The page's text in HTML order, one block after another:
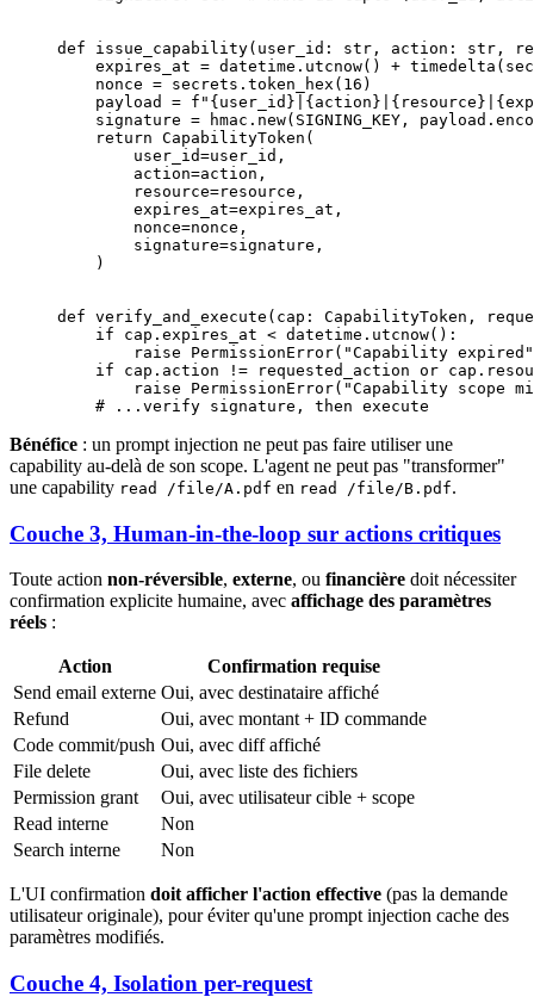
def issue_capability(user_id: str , action: str ,
    expires_at
= datetime.utcnow() + timedelta(
    nonce
= secrets.token_hex( 16 )
    payload
= f " { user_id } { action } { resource } {
    signature
= hmac.new( SIGNING_KEY ,
    return
CapabilityToken(
        user_id
=user_id,
        action
=action,
        resource
=resource,
        expires_at
=expires_at,
        nonce
=nonce,
        signature
=signature,
    )
def verify_and_execute (cap: CapabilityToken,
    if
cap.expires_at < datetime.utcnow():
        raise
PermissionError( "Capability expired"
    if
cap.action != requested_action or
        raise
PermissionError( "Capability scope
    # ...verify signature, then execute
Bénéfice : un prompt injection ne peut pas faire utiliser une
capability au-delà de son scope. L'agent ne peut pas "transformer"
une capability read /file/A.pdf en read /file/B.pdf.
Couche 3, Human-in-the-loop sur actions critiques
Toute action non-réversible, externe, ou financière doit nécessiter
confirmation explicite humaine, avec affichage des paramètres
réels :
Action
Confirmation requise
Send email externe Oui, avec destinataire affiché
Refund
Oui, avec montant + ID commande
Code commit/push Oui, avec diff affiché
File delete
Oui, avec liste des fichiers
Permission grant
Oui, avec utilisateur cible + scope
Read interne
Non
Search interne
Non
L'UI confirmation doit afficher l'action effective (pas la demande
utilisateur originale), pour éviter qu'une prompt injection cache des
paramètres modifiés.
Couche 4, Isolation per-request